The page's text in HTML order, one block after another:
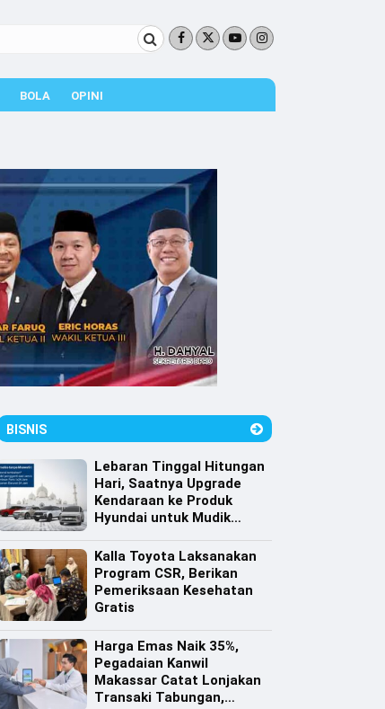
BOLA OPINI
BISNIS
Lebaran Tinggal Hitungan
Hari, Saatnya Upgrade
Kendaraan ke Produk
Hyundai untuk Mudik
Kalla Toyota Laksanakan
Program CSR, Berikan
Pemeriksaan Kesehatan
Gratis
Harga Emas Naik 35%,
Pegadaian Kanwil
Makassar Catat Lonjakan
Transaki Tabungan,